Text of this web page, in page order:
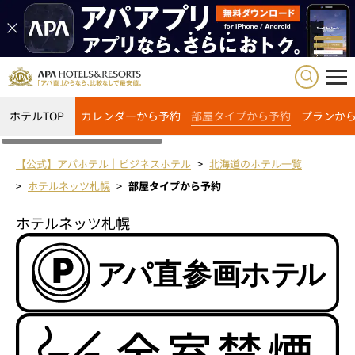
ホテルTOP カレンダーから予約 部屋タイプから予約 プランか
【公式】アパホテル｜ビジネスホテル
北海道のホテル一覧
ホテルネッツ札幌
部屋タイプから予約
ホテルネッツ札幌